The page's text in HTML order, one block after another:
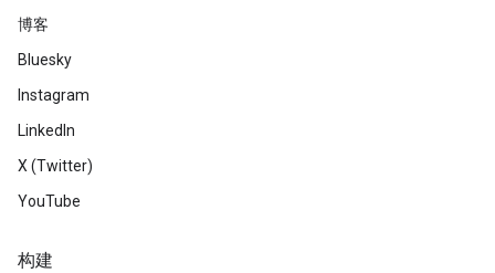
博客
Bluesky
Instagram
LinkedIn
X (Twitter)
YouTube
构建